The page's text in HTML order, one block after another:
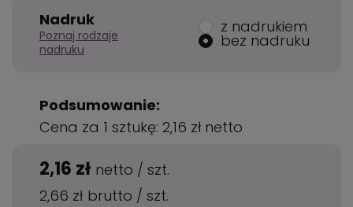
Nadruk
Poznaj rodzaje
nadruku
z nadrukiem
bez nadruku
Podsumowanie:
Cena za 1 sztukę: 2,16 zł netto
2,16 zł netto / szt.
2,66 zł brutto / szt.